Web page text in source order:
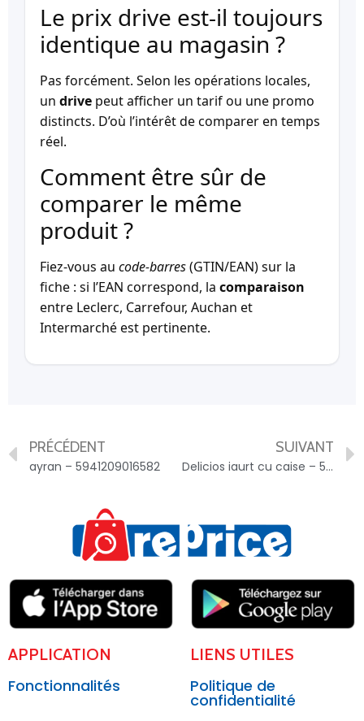
Le prix drive est-il toujours
identique au magasin ?
Pas forcément. Selon les opérations locales,
un drive peut afficher un tarif ou une promo
distincts. D’où l’intérêt de comparer en temps
réel.
Comment être sûr de
comparer le même
produit ?
Fiez-vous au code-barres(GTIN/EAN) sur la
fiche : si l’EAN correspond, la comparaison
entre Leclerc, Carrefour, Auchan et
Intermarché est pertinente.
PRÉCÉDENT
ayran – 5941209016582
SUIVANT
Delicios iaurt cu caise – 5941209001571
APPLICATION
Fonctionnalités
LIENS UTILES
Politique de
confidentialité